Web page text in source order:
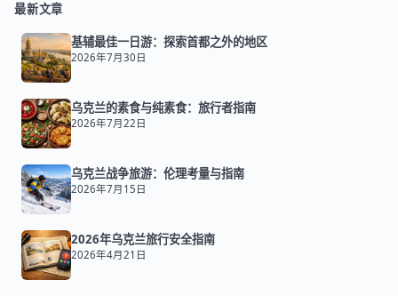
最新文章
基辅最佳一日游：探索首都之外的地区
2026年7月30日
乌克兰的素食与纯素食：旅行者指南
2026年7月22日
乌克兰战争旅游：伦理考量与指南
2026年7月15日
2026年乌克兰旅行安全指南
2026年4月21日